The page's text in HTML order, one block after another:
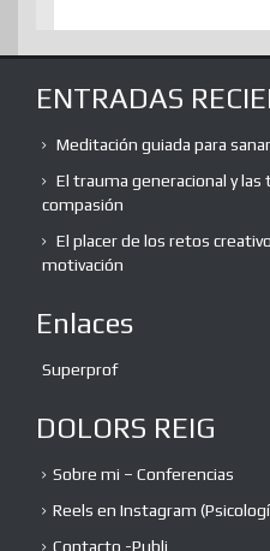
ENTRADAS
Meditación guiada para
El trauma generacional y las
compasión
El placer de los retos
motivación
Enlaces
Superprof
DOLORS REIG
Sobre mi – Conferencias
Reels en Instagram
Contacto -Publi